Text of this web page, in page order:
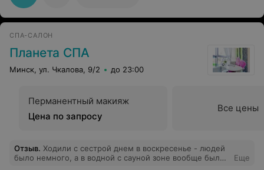
СПА-САЛОН
Планета СПА
Минск, ул. Чкалова, 9/2 до 23:00
Перманентный макияж
Цена по запросу
Все цены
Отзыв. Ходили с сестрой днем в воскресенье - людей
было немного, а в водной с сауной зоне вообще были
Еще